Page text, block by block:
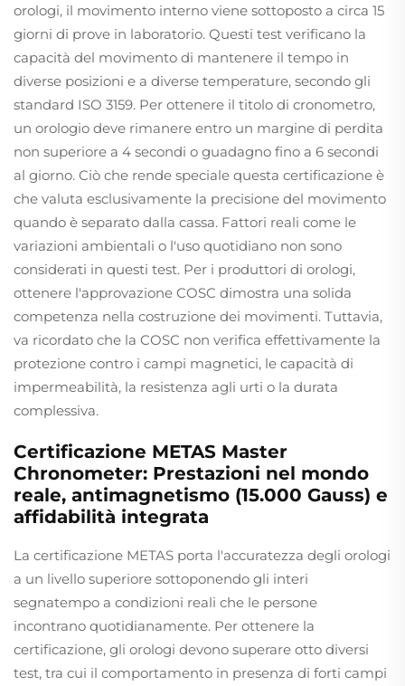
orologi, il movimento interno viene sottoposto a circa 15
giorni di prove in laboratorio. Questi test verificano la
capacità del movimento di mantenere il tempo in
diverse posizioni e a diverse temperature, secondo gli
standard ISO 3159. Per ottenere il titolo di cronometro,
un orologio deve rimanere entro un margine di perdita
non superiore a 4 secondi o guadagno fino a 6 secondi
al giorno. Ciò che rende speciale questa certificazione è
che valuta esclusivamente la precisione del movimento
quando è separato dalla cassa. Fattori reali come le
variazioni ambientali o l'uso quotidiano non sono
considerati in questi test. Per i produttori di orologi,
ottenere l'approvazione COSC dimostra una solida
competenza nella costruzione dei movimenti. Tuttavia,
va ricordato che la COSC non verifica effettivamente la
protezione contro i campi magnetici, le capacità di
impermeabilità, la resistenza agli urti o la durata
complessiva.
Certificazione METAS Master
Chronometer: Prestazioni nel mondo
reale, antimagnetismo (15.000 Gauss) e
affidabilità integrata
La certificazione METAS porta l'accuratezza degli orologi
a un livello superiore sottoponendo gli interi
segnatempo a condizioni reali che le persone
incontrano quotidianamente. Per ottenere la
certificazione, gli orologi devono superare otto diversi
test, tra cui il comportamento in presenza di forti campi